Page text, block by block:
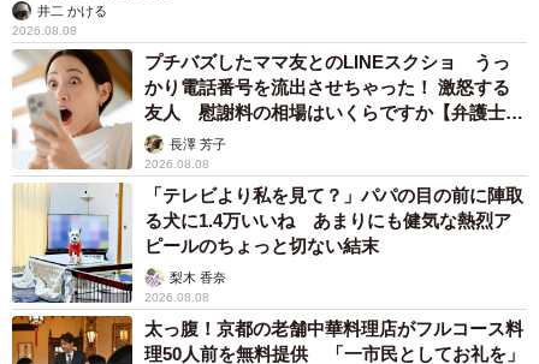
井二 かける
2026.08.08
プチバズしたママ友とのLINEスクショ うっ
かり電話番号を流出させちゃった！ 激怒する
友人 慰謝料の相場はいくらですか【弁護士が
解説】長澤 芳子
2026.08.08
「テレビより私を見て？」パパの目の前に陣取
る犬に1.4万いいね あまりにも健気な熱烈ア
ピールのちょっと切ない結末
梨木 香奈
2026.08.08
太っ腹！京都の老舗中華料理店がフルコース料
理50人前を無料提供 「一市民としてお礼を」